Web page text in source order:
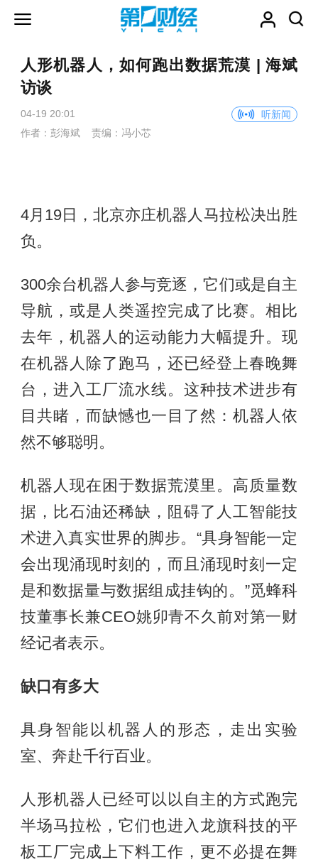
人形机器人，如何跑出数据荒漠 | 海斌
访谈
04-19 20:01
听新闻
作者：彭海斌 责编：冯小芯
4月19日，北京亦庄机器人马拉松决出胜
负。
300余台机器人参与竞逐，它们或是自主
导航，或是人类遥控完成了比赛。相比
去年，机器人的运动能力大幅提升。现
在机器人除了跑马，还已经登上春晚舞
台，进入工厂流水线。这种技术进步有
目共睹，而缺憾也一目了然：机器人依
然不够聪明。
机器人现在困于数据荒漠里。高质量数
据，比石油还稀缺，阻碍了人工智能技
术进入真实世界的脚步。“具身智能一定
会出现涌现时刻的，而且涌现时刻一定
是和数据量与数据组成挂钩的。”觅蜂科
技董事长兼CEO姚卯青不久前对第一财
经记者表示。
缺口有多大
具身智能以机器人的形态，走出实验
室、奔赴千行百业。
人形机器人已经可以以自主的方式跑完
半场马拉松，它们也进入龙旗科技的平
板工厂完成上下料工作，更不必提在舞